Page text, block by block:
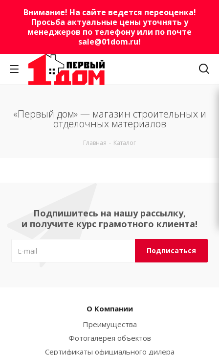
Внимание! На сайте ведется переоценка!
Просьба актуальные цены уточнять у
менеджеров по телефону или по почте
sale@01dom.ru!
«Первый дом» — магазин строительных и
отделочных материалов
Главная - Каталог
Подпишитесь на нашу рассылку,
и получите курс грамотного клиента!
О Компании
Преимущества
Фотогалерея объектов
Сертификаты официального дилера